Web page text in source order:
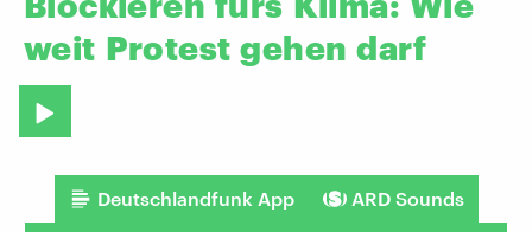
weit Protest gehen darf
Deutschlandfunk App ARD Sounds